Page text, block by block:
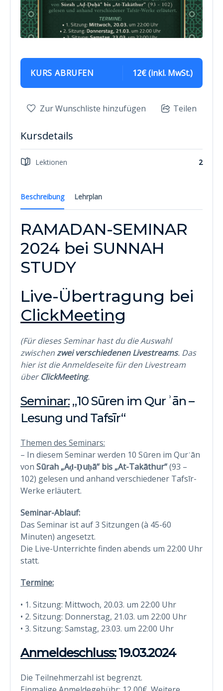
Beschreibung Lehrplan
RAMADAN-SEMINAR
2024 bei SUNNAH
STUDY
Live-Übertragung bei
ClickMeeting
(Für dieses Seminar hast du die Auswahl
zwischenzwei verschiedenen Livestreams. Das
hier ist die Anmeldeseite für den Livestream
überClickMeeting.
Seminar: „10 Sūren im Qurʾān –
Lesung und Tafsīr“
Themen des Seminars:
– In diesem Seminar werden 10 Sūren im Qurʾān
von Sūrah „Aḍ-Ḍuḥā“ bis „At-Takāthur“(93 –
102) gelesen und anhand verschiedener Tafsīr-
Werke erläutert.
Seminar-Ablauf:
Das Seminar ist auf 3 Sitzungen (à 45-60
Minuten) angesetzt.
Die Live-Unterrichte finden abends um 22:00 Uhr
statt.
Termine:
• 1. Sitzung: Mittwoch, 20.03. um 22:00 Uhr
• 2. Sitzung: Donnerstag, 21.03. um 22:00 Uhr
• 3. Sitzung: Samstag, 23.03. um 22:00 Uhr
Anmeldeschluss: 19.03.2024
Die Teilnehmerzahl ist begrenzt.
KURS ABRUFEN 12€ (inkl. MwSt.)
Zur Wunschliste hinzufügen Teilen
Kursdetails
Lektionen 2